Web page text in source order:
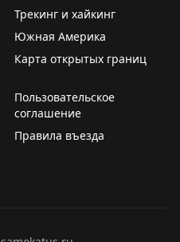
Трекинг и хайкинг
Южная Америка
Карта открытых границ
Пользовательское
соглашение
Правила въезда